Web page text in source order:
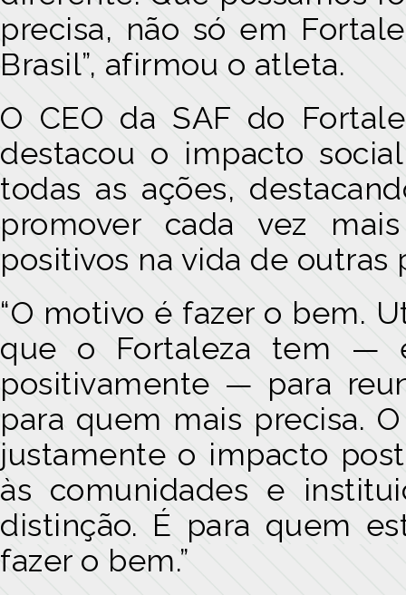
precisa, não só em
Brasil”, afirmou o atleta.
O CEO da SAF do
destacou o impacto
todas as ações,
promover cada vez
positivos na vida de outras
“O motivo é fazer o bem.
que o Fortaleza tem —
positivamente — para
para quem mais precisa.
justamente o impacto
às comunidades e
distinção. É para quem
fazer o bem.”